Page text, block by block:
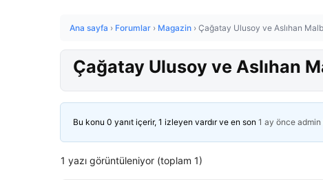
Ana sayfa › Forumlar › Magazin › Çağatay Ulusoy ve Aslıhan
Çağatay Ulusoy ve Aslıhan
Bu konu 0 yanıt içerir, 1 izleyen vardır ve en son 1 ay önce admin
1 yazı görüntüleniyor (toplam 1)